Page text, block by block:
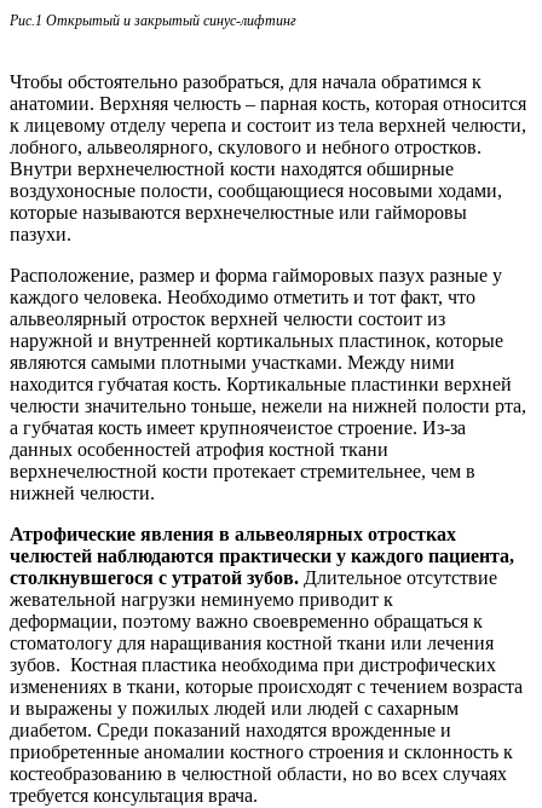
Рис.1 Открытый и закрытый синус-лифтинг
Чтобы обстоятельно разобраться, для начала обратимся к
анатомии. Верхняя челюсть – парная кость, которая относится
к лицевому отделу черепа и состоит из тела верхней челюсти,
лобного, альвеолярного, скулового и небного отростков.
Внутри верхнечелюстной кости находятся обширные
воздухоносные полости, сообщающиеся носовыми ходами,
которые называются верхнечелюстные или гайморовы
пазухи.
Расположение, размер и форма гайморовых пазух разные у
каждого человека. Необходимо отметить и тот факт, что
альвеолярный отросток верхней челюсти состоит из
наружной и внутренней кортикальных пластинок, которые
являются самыми плотными участками. Между ними
находится губчатая кость. Кортикальные пластинки верхней
челюсти значительно тоньше, нежели на нижней полости рта,
а губчатая кость имеет крупноячеистое строение. Из-за
данных особенностей атрофия костной ткани
верхнечелюстной кости протекает стремительнее, чем в
нижней челюсти.
Атрофические явления в альвеолярных отростках
челюстей наблюдаются практически у каждого пациента,
столкнувшегося с утратой зубов. Длительное отсутствие
жевательной нагрузки неминуемо приводит к
деформации, поэтому важно своевременно обращаться к
стоматологу для наращивания костной ткани или лечения
зубов. Костная пластика необходима при дистрофических
изменениях в ткани, которые происходят с течением возраста
и выражены у пожилых людей или людей с сахарным
диабетом. Среди показаний находятся врожденные и
приобретенные аномалии костного строения и склонность к
костеобразованию в челюстной области, но во всех случаях
требуется консультация врача.